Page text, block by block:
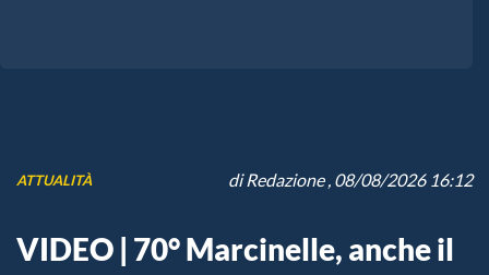
ATTUALITÀ diRedazione, 08/08/2026 16:12
VIDEO | 70° Marcinelle, anche il